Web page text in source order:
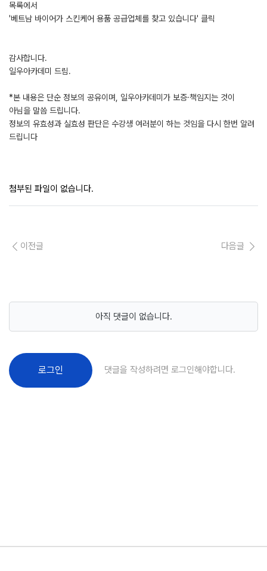
목록에서
'베트남 바이어가 스킨케어 용품 공급업체를 찾고 있습니다' 클릭
감사합니다.
일우아카데미 드림.
*본 내용은 단순 정보의 공유이며, 일우아카데미가 보증·책임지는 것이
아님을 말씀 드립니다.
정보의 유효성과 실효성 판단은 수강생 여러분이 하는 것임을 다시 한번 알려
드립니다
첨부된 파일이 없습니다.
이전글 다음글
아직 댓글이 없습니다.
로그인 댓글을 작성하려면 로그인해야합니다.